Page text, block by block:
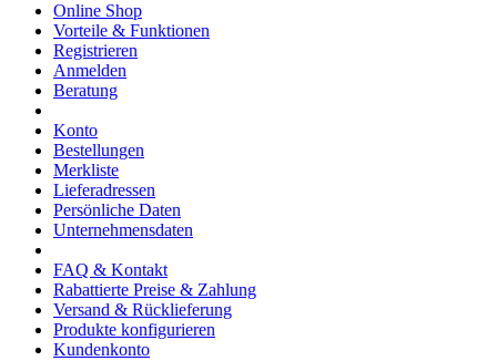
Online Shop
Vorteile & Funktionen
Registrieren
Anmelden
Beratung
Konto
Bestellungen
Merkliste
Lieferadressen
Persönliche Daten
Unternehmensdaten
FAQ & Kontakt
Rabattierte Preise & Zahlung
Versand & Rücklieferung
Produkte konfigurieren
Kundenkonto